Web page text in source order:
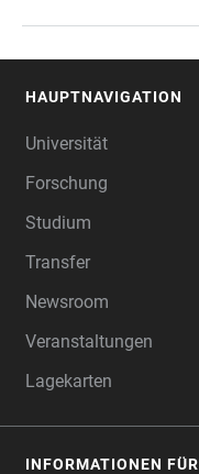
HAUPTNAVIGATION
Universität
Forschung
Studium
Transfer
Newsroom
Veranstaltungen
Lagekarten
INFORMATIONEN FÜR